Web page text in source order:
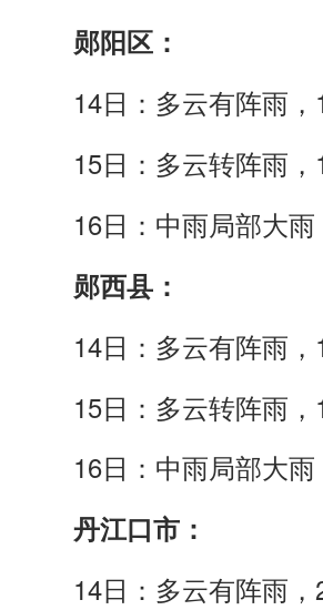
郧阳区：
14日：多云有阵雨
15日：多云转阵雨
16日：中雨局部大
郧西县：
14日：多云有阵雨
15日：多云转阵雨
16日：中雨局部大
丹江口市：
14日：多云有阵雨